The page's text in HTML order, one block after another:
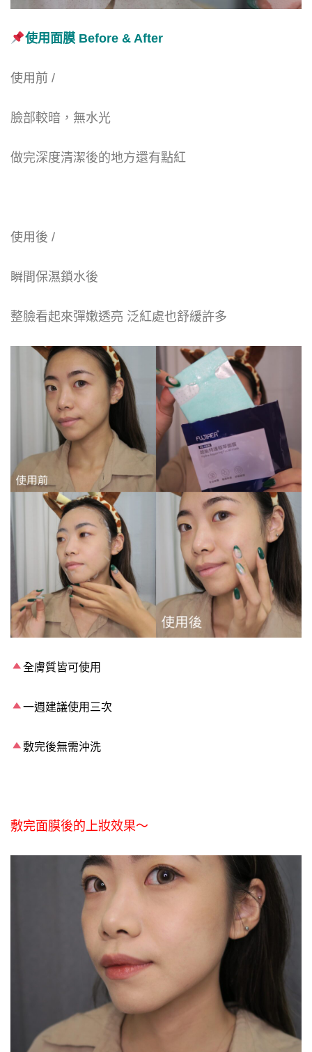
使用面膜 Before & After
使用前 /
臉部較暗，無水光
做完深度清潔後的地方還有點紅
使用後 /
瞬間保濕鎖水後
整臉看起來彈嫩透亮 泛紅處也舒緩許多
全膚質皆可使用
一週建議使用三次
敷完後無需沖洗
敷完面膜後的上妝效果～